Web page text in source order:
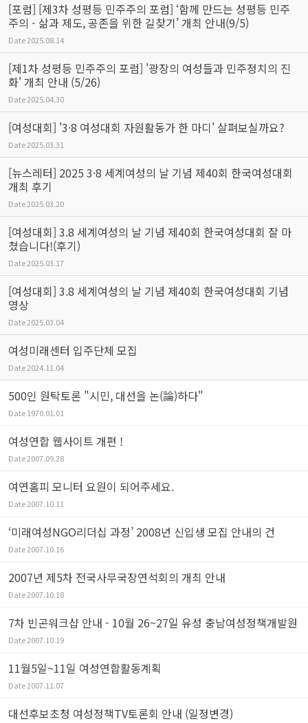
[포럼] [제3차 성평등 민주주의 포럼] ‘함께 만드는 성평등 민주
주의 - 삶과 제도, 공존을 위한 길찾기’ 개최 안내(9/5)
Date2025.08.14
[제1차 성평등 민주주의 포럼] '광장의 여성들과 민주정치의 진
화' 개최 안내 (5/26)
Date2025.04.30
[여성대회] '3·8 여성대회 자원활동가 한 마디' 살펴보실까요?
Date2025.03.31
[뉴스레터] 2025 3·8 세계여성의 날 기념 제40회 한국여성대회
개최 후기
Date2025.03.20
[여성대회] 3.8 세계여성의 날 기념 제40회 한국여성대회 잘 마
쳤습니다!(후기)
Date2025.03.17
[여성대회] 3.8 세계여성의 날 기념 제40회 한국여성대회 기념
영상
Date2025.03.04
여성미래센터 입주단체 모집
Date2024.11.04
500인 원탁토론 "시민, 대선을 논(論)하다"
Date1970.01.01
여성연합 웹사이트 개편 !
Date2007.09.28
여연홈피 모니터 요원이 되어주세요.
Date2007.10.11
‘미래여성NGO리더십 과정’ 2008년 신입생 모집 안내의 건
Date2007.10.16
2007년 제5차 전국사무국장연석회의 개최 안내
Date2007.10.18
7차 빈곤워크샵 안내 - 10월 26~27일 유성 충남여성정책개발원
Date2007.10.19
11월5일~11일 여성연합활동계획
Date2007.11.07
대선후보초청 여성정책TV토론회 안내 (일정변경)